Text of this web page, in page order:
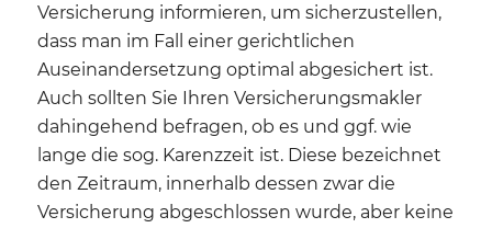
Versicherung informieren, um sicherzustellen,
dass man im Fall einer gerichtlichen
Auseinandersetzung optimal abgesichert ist.
Auch sollten Sie Ihren Versicherungsmakler
dahingehend befragen, ob es und ggf. wie
lange die sog. Karenzzeit ist. Diese bezeichnet
den Zeitraum, innerhalb dessen zwar die
Versicherung abgeschlossen wurde, aber keine